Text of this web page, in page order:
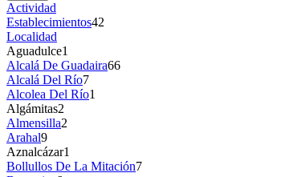
Actividad
Establecimientos42
Localidad
Aguadulce1
Alcalá De Guadaira66
Alcalá Del Río7
Alcolea Del Río1
Algámitas2
Almensilla2
Arahal9
Aznalcázar1
Bollullos De La Mitación7